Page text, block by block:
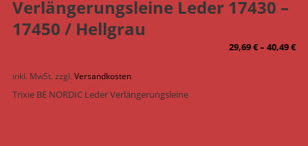
Verlängerungsleine Leder 17430 –
17450 / Hellgrau
29,69€–40,49€
inkl. MwSt. zzgl. Versandkosten
Trixie BE NORDIC Leder Verlängerungsleine